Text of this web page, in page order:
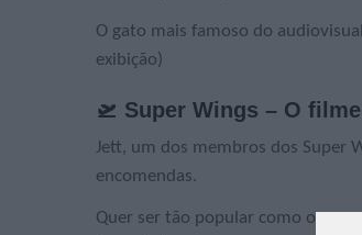
O gato mais famoso do
exibição)
🛫 Super Wings – O
Jett, um dos membros dos Super
encomendas.
Quer ser tão popular como os